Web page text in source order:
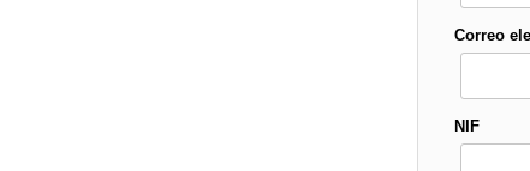
Correo
NIF